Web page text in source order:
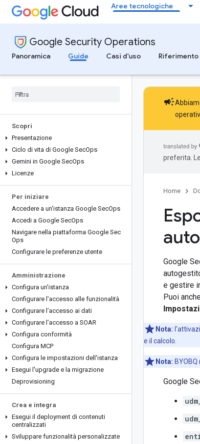
Aree tecnologiche
Google Security Operations
Panoramica
Guide Casi d'uso Riferimento
Scopri
Presentazione
Ciclo di vita di Google SecOps
Gemini in Google SecOps
Licenze
Per iniziare
Accedere a un'istanza Google SecOps
Accedi a Google SecOps
Navigare nella piattaforma Google Sec
Ops
Configurare le preferenze utente
Amministrazione
Configura un'istanza
Configurare l'accesso alle funzionalità
Configurare l'accesso ai dati
Configurare l'accesso a SOAR
Configura conformità
Configura MCP
Configura le impostazioni dell'istanza
Esegui l'upgrade e la migrazione
Deprovisioning
Crea e integra
Esegui il deployment di contenuti
centralizzati
Sviluppare funzionalità personalizzate
campaign
preferita.
Home
Google
e gestire
Puoi
Nota:
e il calcolo.
Nota:
Google